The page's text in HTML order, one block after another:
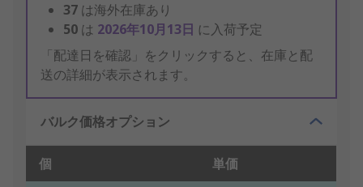
37 は海外在庫あり
50 は 2026年10月13日 に入荷予定
「配達日を確認」をクリックすると、在庫と配
送の詳細が表示されます。
バルク価格オプション
個 単価